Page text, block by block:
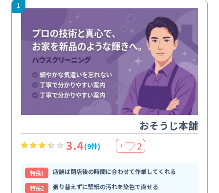
1
おそうじ本舗
3.4(9件) ＋ 2
特⻑1
店舗は閉店後の時間に合わせて作業してくれる
特⻑2
張り替えずに壁紙の汚れを染色で直せる